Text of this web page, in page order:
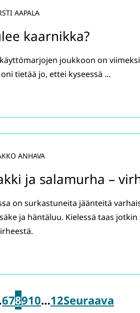
kaarnikka?
AAPALA
joukkoon on
tietää jo, ettei kyseessä …
ja salamurha –
ANHAVA
on surkastuneita jäänteitä
ja häntäluu. Kielessä taas
678910…12Seuraava